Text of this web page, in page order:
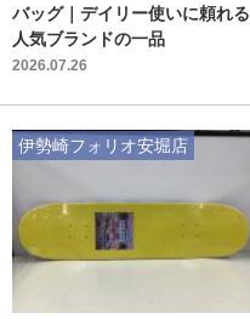
バッグ｜デイリー使いに頼れる
人気ブランドの一品
2026.07.26
伊勢崎フォリオ安堀店